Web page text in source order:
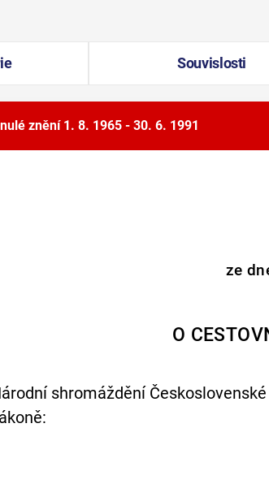
Souvislosti
znění1. 8. 1965 - 30. 6. 1991
ze
O
shromáždění